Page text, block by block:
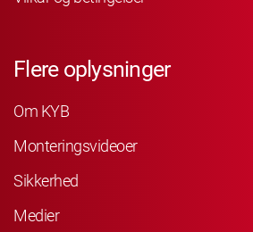
Flere oplysninger
Om KYB
Monteringsvideoer
Sikkerhed
Medier